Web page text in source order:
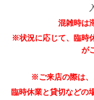
混雑時は
※状況に応じて、臨時
が
※ご来店の際は、
臨時休業と貸切などの